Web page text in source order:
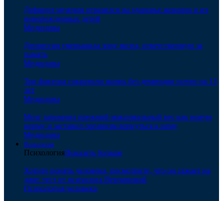
Дефицит мужчин отразился на здоровье женщин и их
новорожденных детей
Медицина
Депрессия уменьшила зону мозга, ответственную за
память
Медицина
Три фактора сократили жизнь без деменции почти на 13
лет
Медицина
Мозг запомнил прежний максимальный вес как новую
норму и заставил организм вернуться к нему
Медицина
Психология
ПсихологияПоказать больше
Хотите понять человека, посмотрите, что он сажает на
даче: тест от психолога Верчиновой
Психология человека